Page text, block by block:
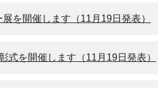
を開催します（11月19日発表）
を開催します（11月19日発表）